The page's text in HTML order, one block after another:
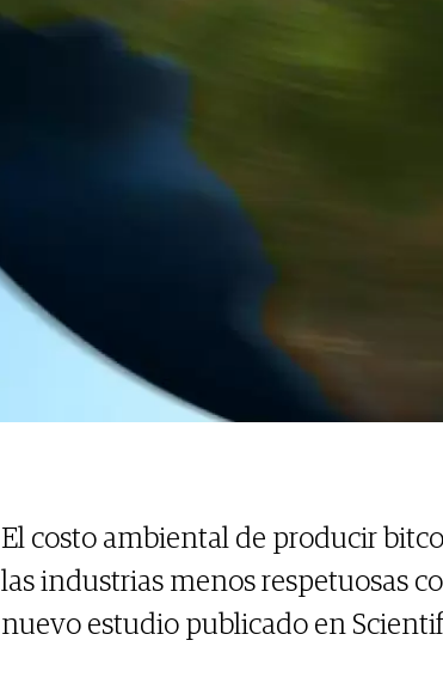
El costo ambiental de producir
las industrias menos respetuosas
nuevo estudio publicado en